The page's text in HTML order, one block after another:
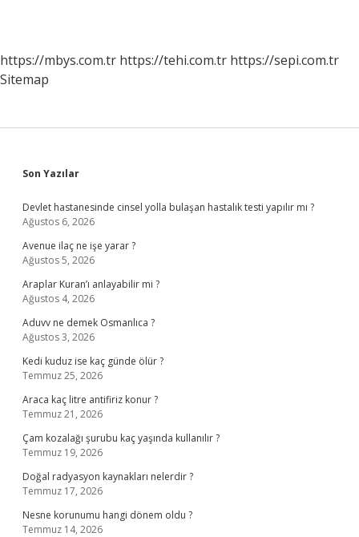
https://mbys.com.tr https://tehi.com.tr https://sepi.com.tr
Sitemap
Sidebar
Son Yazılar
Devlet hastanesinde cinsel yolla bulaşan hastalık testi yapılır mı ?
Ağustos 6, 2026
Avenue ilaç ne işe yarar ?
Ağustos 5, 2026
Araplar Kuran’ı anlayabilir mi ?
Ağustos 4, 2026
Aduvv ne demek Osmanlıca ?
Ağustos 3, 2026
Kedi kuduz ise kaç günde ölür ?
Temmuz 25, 2026
Araca kaç litre antifiriz konur ?
Temmuz 21, 2026
Çam kozalağı şurubu kaç yaşında kullanılır ?
Temmuz 19, 2026
Doğal radyasyon kaynakları nelerdir ?
Temmuz 17, 2026
Nesne korunumu hangi dönem oldu ?
Temmuz 14, 2026